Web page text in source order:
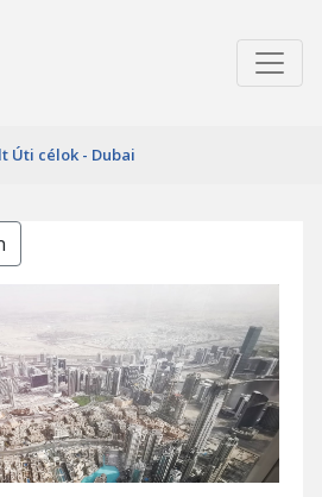
Úti célok - Dubai